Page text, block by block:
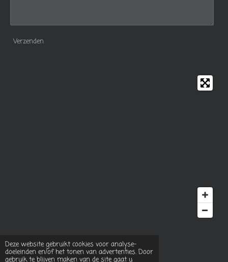
Deze website gebruikt cookies voor analyse-
doeleinden en/of het tonen van advertenties. Door
gebruik te blijven maken van de site gaat u
Verzenden
© 2023 - 2026 Rozies natural food
Powered by JouwWeb